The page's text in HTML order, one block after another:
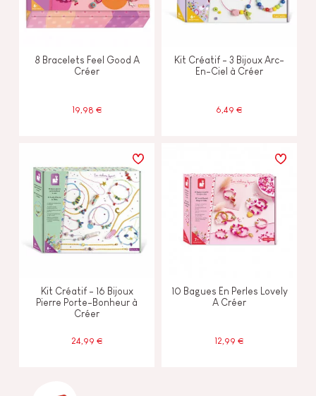
8 Bracelets Feel Good A
Créer
19,98 €
Kit Créatif - 3 Bijoux Arc-
En-Ciel à Créer
6,49 €
Kit Créatif - 16 Bijoux
Pierre Porte-Bonheur à
Créer
24,99 €
10 Bagues En Perles Lovely
A Créer
12,99 €